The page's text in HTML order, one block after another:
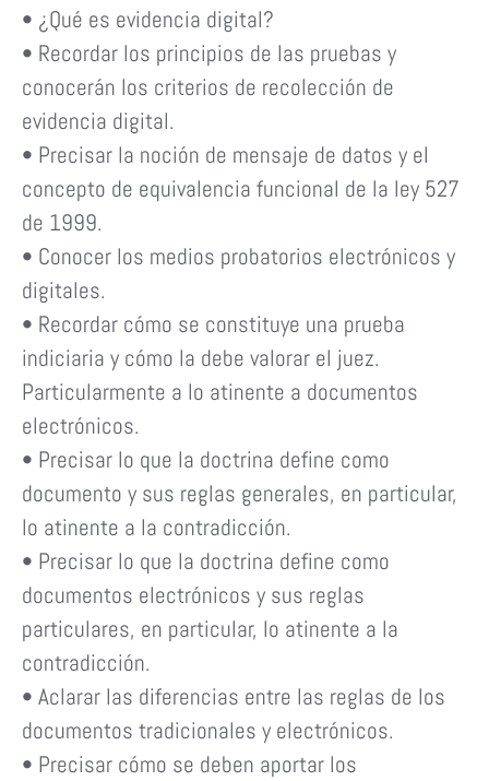
• ¿Qué es evidencia digital?
• Recordar los principios de las pruebas y
conocerán los criterios de recolección de
evidencia digital.
• Precisar la noción de mensaje de datos y el
concepto de equivalencia funcional de la ley 527
de 1999.
• Conocer los medios probatorios electrónicos y
digitales.
• Recordar cómo se constituye una prueba
indiciaria y cómo la debe valorar el juez.
Particularmente a lo atinente a documentos
electrónicos.
• Precisar lo que la doctrina define como
documento y sus reglas generales, en particular,
lo atinente a la contradicción.
• Precisar lo que la doctrina define como
documentos electrónicos y sus reglas
particulares, en particular, lo atinente a la
contradicción.
• Aclarar las diferencias entre las reglas de los
documentos tradicionales y electrónicos.
• Precisar cómo se deben aportar los